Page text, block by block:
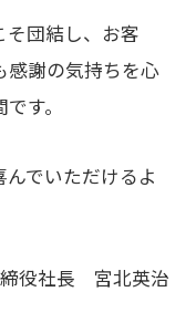
そ団結し、お客
感謝の気持ちを心
す。
でいただけるよ
役社長 宮北英治